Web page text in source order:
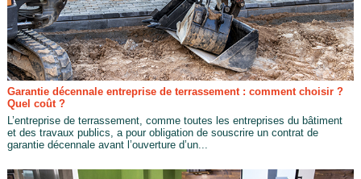
Garantie décennale entreprise de terrassement : comment choisir ?
Quel coût ?
L’entreprise de terrassement, comme toutes les entreprises du bâtiment
et des travaux publics, a pour obligation de souscrire un contrat de
garantie décennale avant l’ouverture d’un...